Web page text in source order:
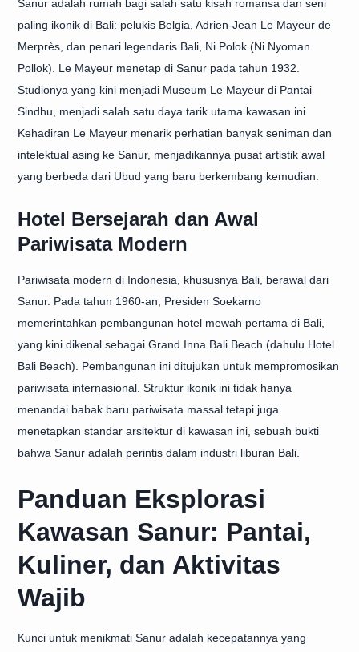
Sanur adalah rumah bagi salah satu kisah romansa dan seni
paling ikonik di Bali: pelukis Belgia, Adrien-Jean Le Mayeur de
Merprès, dan penari legendaris Bali, Ni Polok (Ni Nyoman
Pollok). Le Mayeur menetap di Sanur pada tahun 1932.
Studionya yang kini menjadi Museum Le Mayeur di Pantai
Sindhu, menjadi salah satu daya tarik utama kawasan ini.
Kehadiran Le Mayeur menarik perhatian banyak seniman dan
intelektual asing ke Sanur, menjadikannya pusat artistik awal
yang berbeda dari Ubud yang baru berkembang kemudian.
Hotel Bersejarah dan Awal
Pariwisata Modern
Pariwisata modern di Indonesia, khususnya Bali, berawal dari
Sanur. Pada tahun 1960-an, Presiden Soekarno
memerintahkan pembangunan hotel mewah pertama di Bali,
yang kini dikenal sebagai Grand Inna Bali Beach (dahulu Hotel
Bali Beach). Pembangunan ini ditujukan untuk mempromosikan
pariwisata internasional. Struktur ikonik ini tidak hanya
menandai babak baru pariwisata massal tetapi juga
menetapkan standar arsitektur di kawasan ini, sebuah bukti
bahwa Sanur adalah perintis dalam industri liburan Bali.
Panduan Eksplorasi
Kawasan Sanur: Pantai,
Kuliner, dan Aktivitas
Wajib
Kunci untuk menikmati Sanur adalah kecepatannya yang